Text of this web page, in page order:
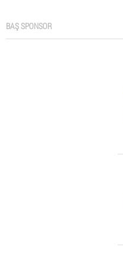
BAŞ SPONSOR